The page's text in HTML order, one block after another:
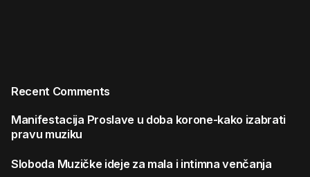
Recent Comments
Manifestacija Proslave u doba korone-kako izabrati
pravu muziku
Sloboda Muzičke ideje za mala i intimna venčanja